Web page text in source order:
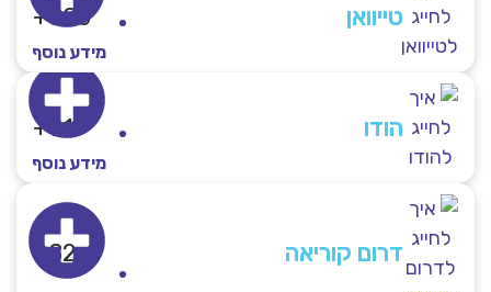
טייוואן 886+
מידע נוסף
הודו 91+
מידע נוסף
דרום קוריאה 82+